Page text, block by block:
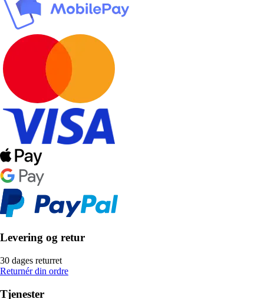
Levering og retur
30 dages returret
Returnér din ordre
Tjenester